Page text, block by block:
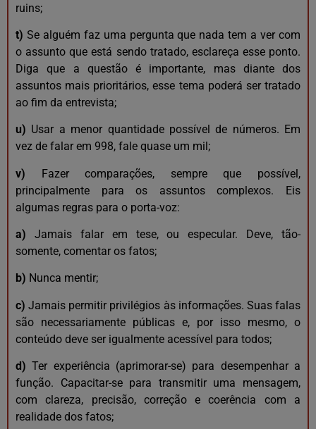
ruins;
t) Se alguém faz uma pergunta que nada tem a ver com
o assunto que está sendo tratado, esclareça esse ponto.
Diga que a questão é importante, mas diante dos
assuntos mais prioritários, esse tema poderá ser tratado
ao fim da entrevista;
u) Usar a menor quantidade possível de números. Em
vez de falar em 998, fale quase um mil;
v) Fazer comparações, sempre que possível,
principalmente para os assuntos complexos. Eis
algumas regras para o porta-voz:
a) Jamais falar em tese, ou especular. Deve, tão-
somente, comentar os fatos;
b) Nunca mentir;
c) Jamais permitir privilégios às informações. Suas falas
são necessariamente públicas e, por isso mesmo, o
conteúdo deve ser igualmente acessível para todos;
d) Ter experiência (aprimorar-se) para desempenhar a
função. Capacitar-se para transmitir uma mensagem,
com clareza, precisão, correção e coerência com a
realidade dos fatos;